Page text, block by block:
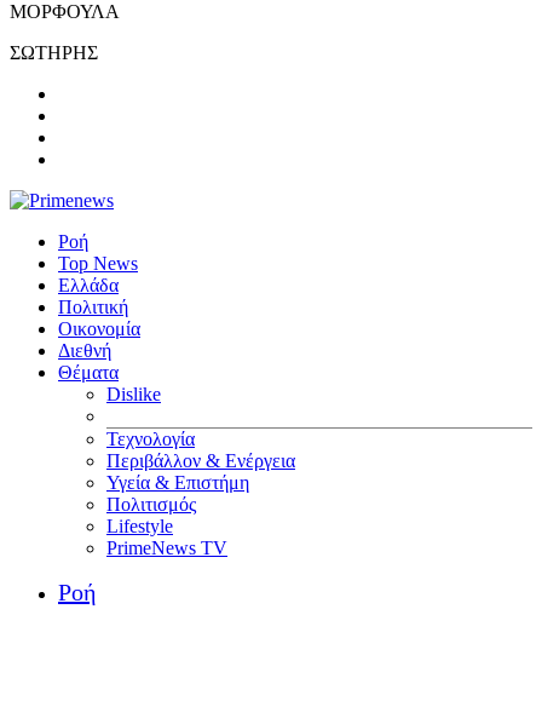
ΜΟΡΦΟΥΛΑ
ΣΩΤΗΡΗΣ
Ροή
Top News
Ελλάδα
Πολιτική
Οικονομία
Διεθνή
Θέματα
Dislike
Τεχνολογία
Περιβάλλον & Ενέργεια
Υγεία & Επιστήμη
Πολιτισμός
Lifestyle
PrimeNews TV
Ροή